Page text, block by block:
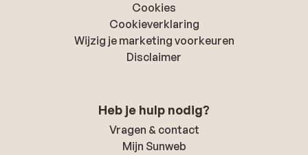
Cookies
Cookieverklaring
Wijzig je marketing voorkeuren
Disclaimer
Heb je hulp nodig?
Vragen & contact
Mijn Sunweb